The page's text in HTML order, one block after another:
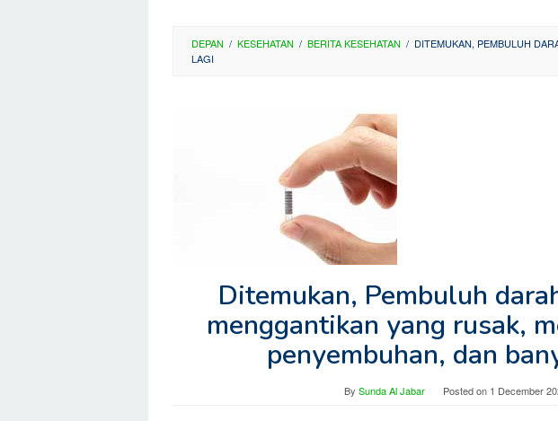
DEPAN / KESEHATAN / BERITA KESEHATAN / DITEMUKAN, PEMBULUH
LAGI
Ditemukan, Pembuluh
menggantikan yang rusak,
penyembuhan, dan
By Sunda Al Jabar Posted on 1 December